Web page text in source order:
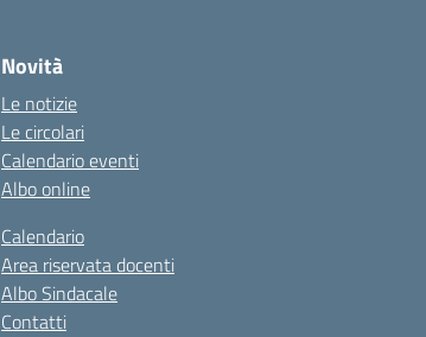
Novità
Le notizie
Le circolari
Calendario eventi
Albo online
Calendario
Area riservata docenti
Albo Sindacale
Contatti